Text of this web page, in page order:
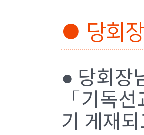
● 당회
● 당회장
「기독
기 게재